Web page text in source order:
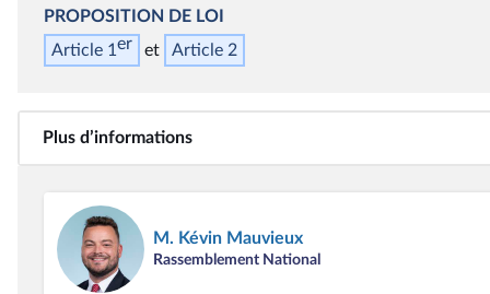
PROPOSITION DE LOI
Article 1er Article 2
Plus d’informations
M. Kévin Mauvieux
Rassemblement National